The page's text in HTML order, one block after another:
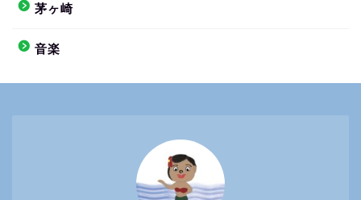
茅ヶ崎
音楽